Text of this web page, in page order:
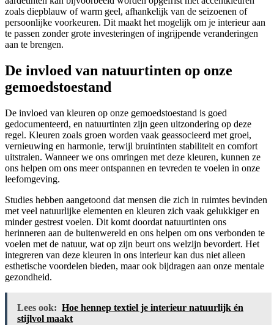
zoals diepblauw of warm geel, afhankelijk van de seizoenen of
persoonlijke voorkeuren. Dit maakt het mogelijk om je interieur aan
te passen zonder grote investeringen of ingrijpende veranderingen
aan te brengen.
De invloed van natuurtinten op onze
gemoedstoestand
De invloed van kleuren op onze gemoedstoestand is goed
gedocumenteerd, en natuurtinten zijn geen uitzondering op deze
regel. Kleuren zoals groen worden vaak geassocieerd met groei,
vernieuwing en harmonie, terwijl bruintinten stabiliteit en comfort
uitstralen. Wanneer we ons omringen met deze kleuren, kunnen ze
ons helpen om ons meer ontspannen en tevreden te voelen in onze
leefomgeving.
Studies hebben aangetoond dat mensen die zich in ruimtes bevinden
met veel natuurlijke elementen en kleuren zich vaak gelukkiger en
minder gestrest voelen. Dit komt doordat natuurtinten ons
herinneren aan de buitenwereld en ons helpen om ons verbonden te
voelen met de natuur, wat op zijn beurt ons welzijn bevordert. Het
integreren van deze kleuren in ons interieur kan dus niet alleen
esthetische voordelen bieden, maar ook bijdragen aan onze mentale
gezondheid.
Lees ook: Hoe hennep textiel je interieur natuurlijk én
stijlvol maakt